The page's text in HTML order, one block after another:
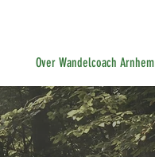
Over Wandelcoach Arnhem